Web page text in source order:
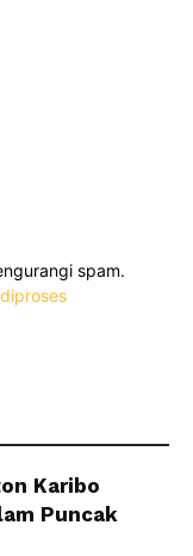
spam.
Karibo
Puncak